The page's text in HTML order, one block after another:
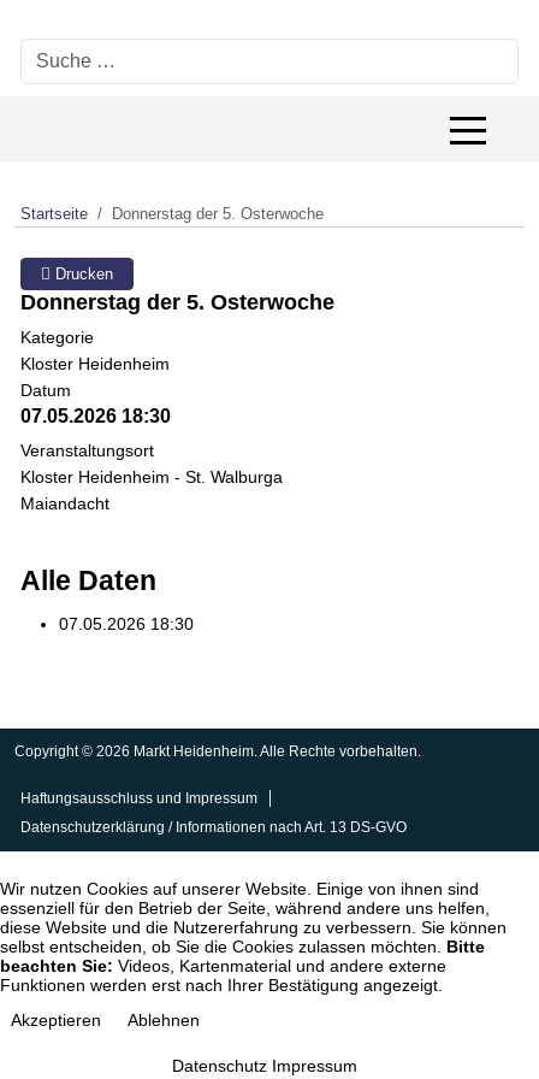
Suchen
Off-
Startseite Donnerstag der 5. Osterwoche
Drucken
Donnerstag der 5. Osterwoche
Kategorie
Kloster Heidenheim
Datum
07.05.2026 18:30
Veranstaltungsort
Kloster Heidenheim - St. Walburga
Maiandacht
Alle Daten
07.05.2026 18:30
Copyright © 2026 Markt Heidenheim. Alle Rechte vorbehalten.
Haftungsausschluss und Impressum
Datenschutzerklärung / Informationen nach Art. 13 DS-GVO
Wir nutzen Cookies auf unserer Website. Einige von ihnen sind
essenziell für den Betrieb der Seite, während andere uns helfen,
diese Website und die Nutzererfahrung zu verbessern. Sie können
selbst entscheiden, ob Sie die Cookies zulassen möchten. Bitte
beachten Sie: Videos, Kartenmaterial und andere externe
Funktionen werden erst nach Ihrer Bestätigung angezeigt.
Akzeptieren
Ablehnen
Datenschutz Impressum